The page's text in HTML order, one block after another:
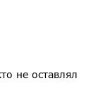
не оставлял